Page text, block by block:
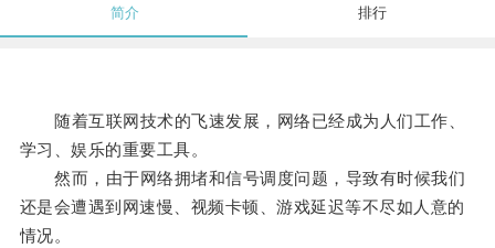
简介 排行
随着互联网技术的飞速发展，网络已经成为人们工作、
学习、娱乐的重要工具。
然而，由于网络拥堵和信号调度问题，导致有时候我们
还是会遭遇到网速慢、视频卡顿、游戏延迟等不尽如人意的
情况。